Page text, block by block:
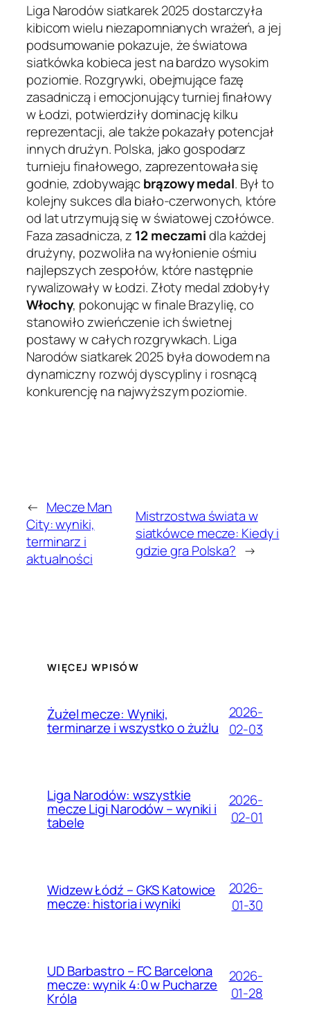
Liga Narodów siatkarek 2025 dostarczyła
kibicom wielu niezapomnianych wrażeń, a jej
podsumowanie pokazuje, że światowa
siatkówka kobieca jest na bardzo wysokim
poziomie. Rozgrywki, obejmujące fazę
zasadniczą i emocjonujący turniej finałowy
w Łodzi, potwierdziły dominację kilku
reprezentacji, ale także pokazały potencjał
innych drużyn. Polska, jako gospodarz
turnieju finałowego, zaprezentowała się
godnie, zdobywającbrązowy medal. Był to
kolejny sukces dla biało-czerwonych, które
od lat utrzymują się w światowej czołówce.
Faza zasadnicza, z 12 meczamidla każdej
drużyny, pozwoliła na wyłonienie ośmiu
najlepszych zespołów, które następnie
rywalizowały w Łodzi. Złoty medal zdobyły
Włochy, pokonując w finale Brazylię, co
stanowiło zwieńczenie ich świetnej
postawy w całych rozgrywkach. Liga
Narodów siatkarek 2025 była dowodem na
dynamiczny rozwój dyscypliny i rosnącą
konkurencję na najwyższym poziomie.
← Mecze Man
City: wyniki,
terminarz i
aktualności
Mistrzostwa świata w
siatkówce mecze: Kiedy i
gdzie gra Polska? →
WIĘCEJ WPISÓW
Żużel mecze: Wyniki,
terminarze i wszystko o żużlu
2026-
02-03
Liga Narodów: wszystkie
mecze Ligi Narodów – wyniki i
tabele
2026-
02-01
Widzew Łódź – GKS Katowice
mecze: historia i wyniki
2026-
01-30
UD Barbastro – FC Barcelona
mecze: wynik 4:0 w Pucharze
Króla
2026-
01-28